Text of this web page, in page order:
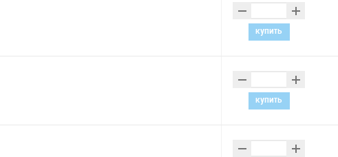
– +
купить
– +
купить
– +